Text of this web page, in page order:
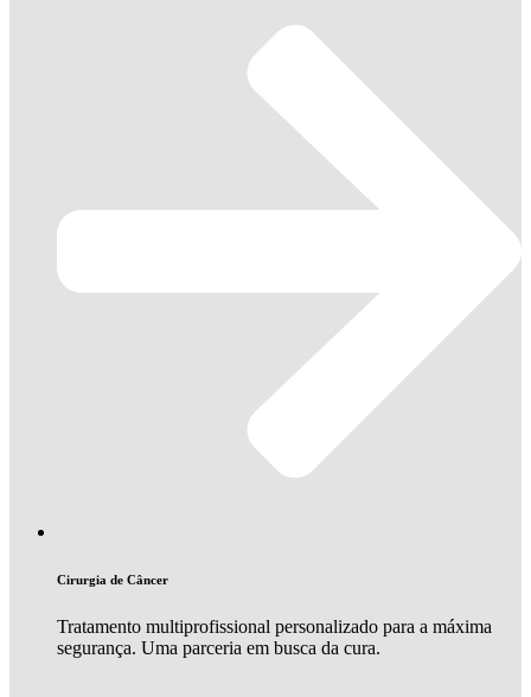
Cirurgia de Câncer
Tratamento multiprofissional personalizado para a máxima
segurança. Uma parceria em busca da cura.